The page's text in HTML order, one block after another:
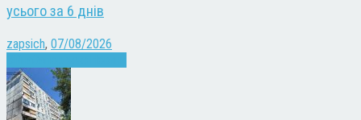
усього за 6 днів
zapsich, 07/08/2026